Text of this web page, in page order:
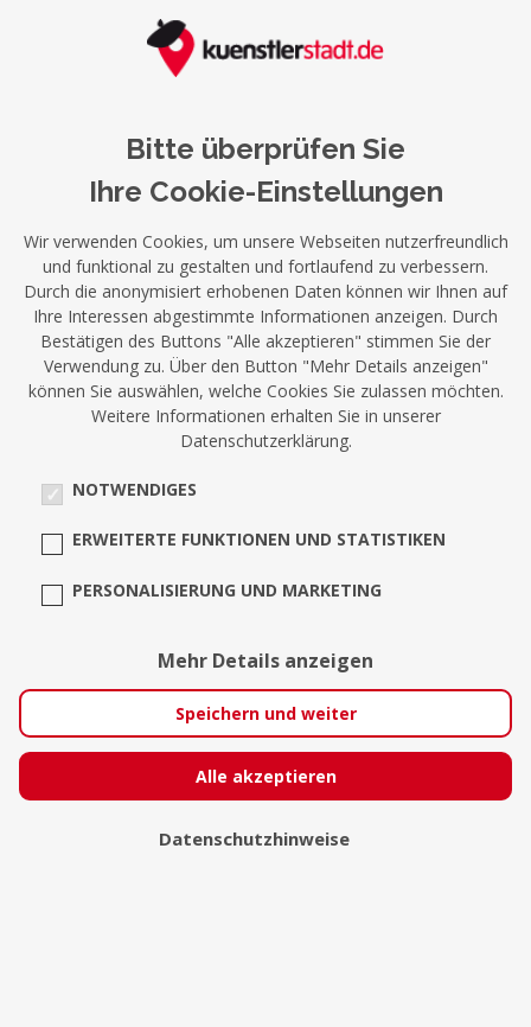
Bitte überprüfen Sie
Ihre Cookie-Einstellungen
Wir verwenden Cookies, um unsere Webseiten nutzerfreundlich
und funktional zu gestalten und fortlaufend zu verbessern.
Durch die anonymisiert erhobenen Daten können wir Ihnen auf
Ihre Interessen abgestimmte Informationen anzeigen. Durch
Bestätigen des Buttons "Alle akzeptieren" stimmen Sie der
Verwendung zu. Über den Button "Mehr Details anzeigen"
können Sie auswählen, welche Cookies Sie zulassen möchten.
Weitere Informationen erhalten Sie in unserer
Datenschutzerklärung.
NOTWENDIGES
ERWEITERTE FUNKTIONEN UND STATISTIKEN
PERSONALISIERUNG UND MARKETING
Mehr Details anzeigen
Speichern und weiter
Alle akzeptieren
Datenschutzhinweise